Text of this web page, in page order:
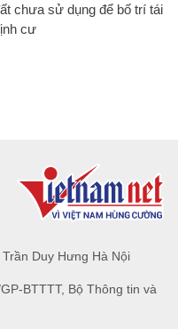
chưa sử dụng để bố trí tái
cư
Duy Hưng Hà Nội
BTTTT, Bộ Thông tin và